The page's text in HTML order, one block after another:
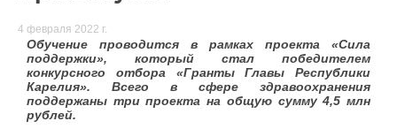
4 февраля 2022 г.
Обучение проводится в рамках проекта «Сила
поддержки», который стал победителем
конкурсного отбора «Гранты Главы Республики
Карелия». Всего в сфере здравоохранения
поддержаны три проекта на общую сумму 4,5 млн
рублей.